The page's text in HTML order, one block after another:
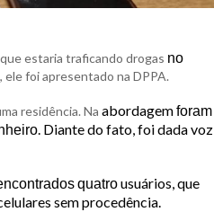
estaria traficando drogas no
foi apresentado na DPPA.
residência. Na abordagemforam
. Diante do fato, foi dada voz
quatrousuários, que
sem procedência.